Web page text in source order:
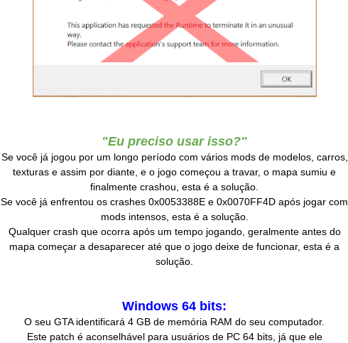
"Eu preciso usar isso?"
Se você já jogou por um longo período com vários mods de modelos, carros,
texturas e assim por diante, e o jogo começou a travar, o mapa sumiu e
finalmente crashou, esta é a solução.
Se você já enfrentou os crashes 0x0053388E e 0x0070FF4D após jogar com
mods intensos, esta é a solução.
Qualquer crash que ocorra após um tempo jogando, geralmente antes do
mapa começar a desaparecer até que o jogo deixe de funcionar, esta é a
solução.
Windows 64 bits:
O seu GTA identificará 4 GB de memória RAM do seu computador.
Este patch é aconselhável para usuários de PC 64 bits, já que ele